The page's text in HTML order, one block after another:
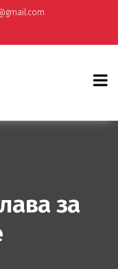
за